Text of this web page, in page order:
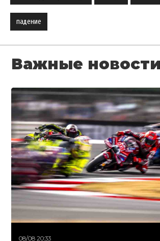
падение
Важные новости
08/08 20:33